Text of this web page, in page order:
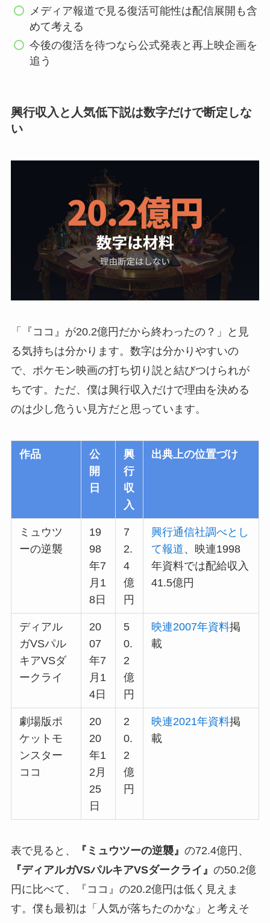
メディア報道で見る復活可能性は配信展開も含
めて考える
今後の復活を待つなら公式発表と再上映企画を
追う
興行収入と人気低下説は数字だけで断定しな
い
「『ココ』が20.2億円だから終わったの？」と見
る気持ちは分かります。数字は分かりやすいの
で、ポケモン映画の打ち切り説と結びつけられが
ちです。ただ、僕は興行収入だけで理由を決める
のは少し危うい見方だと思っています。
作品
公
開
日
興
行
収
入
出典上の位置づけ
ミュウツ
ーの逆襲
19
98
年7
月1
8日
7
2.
4
億
円
興行通信社調べとし
て報道、映連1998
年資料では配給収入
41.5億円
ディアル
ガVSパル
キアVSダ
ークライ
20
07
年7
月1
4日
5
0.
2
億
円
映連2007年資料掲
載
劇場版ポ
ケットモ
ンスター
ココ
20
20
年1
2月
25
日
2
0.
2
億
円
映連2021年資料掲
載
表で見ると、 『ミュウツーの逆襲』 の72.4億円、
『ディアルガVSパルキアVSダークライ』 の50.2億
円に比べて、『ココ』の20.2億円は低く見えま
す。僕も最初は「人気が落ちたのかな」と考えそ